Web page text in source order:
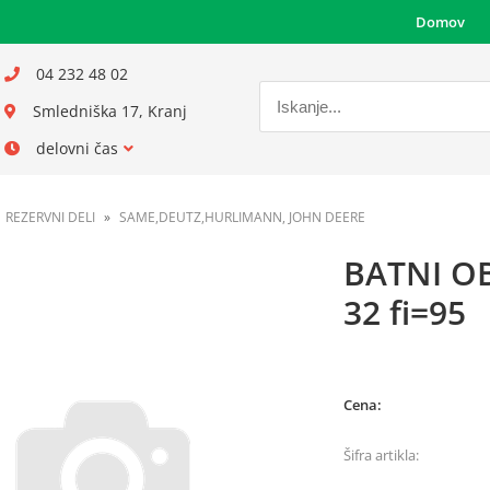
Domov
04 232 48 02
Smledniška 17, Kranj
delovni čas
REZERVNI DELI SAME,DEUTZ,HURLIMANN, JOHN DEERE
BATNI
32 fi=95
Cena:
Šifra artikla: